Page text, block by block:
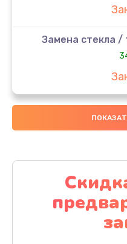
Замена стекла /
Замена
Замена